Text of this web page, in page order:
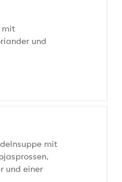
mit
und
mit
und einer